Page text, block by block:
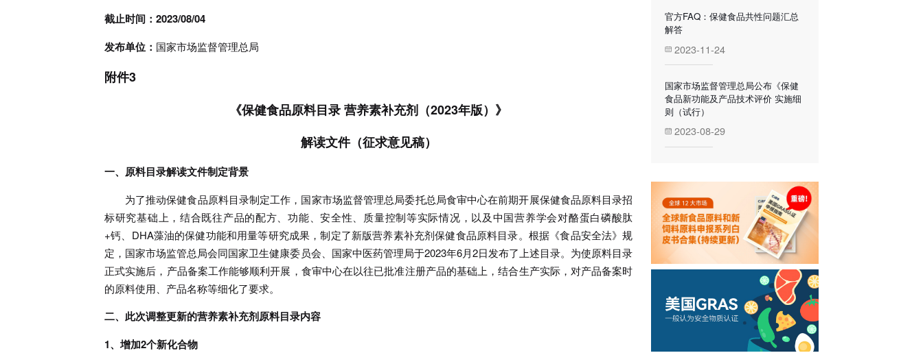
截止时间：2023/08/04
发布单位： 国家市场监督管理总局
附件3
《保健食品原料目录 营养素补充剂（2023年版）》
解读文件（征求意见稿）
一、原料目录解读文件制定背景
为了推动保健食品原料目录制定工作，国家市场监督管理总局委托总局食审中心在前期开展保健食品原料目录招
标研究基础上，结合既往产品的配方、功能、安全性、质量控制等实际情况，以及中国营养学会对酪蛋白磷酸肽
+钙、DHA藻油的保健功能和用量等研究成果，制定了新版营养素补充剂保健食品原料目录。根据《食品安全法》规
定，国家市场监管总局会同国家卫生健康委员会、国家中医药管理局于2023年6月2日发布了上述目录。为使原料目录
正式实施后，产品备案工作能够顺利开展，食审中心在以往已批准注册产品的基础上，结合生产实际，对产品备案时
的原料使用、产品名称等细化了要求。
二、此次调整更新的营养素补充剂原料目录内容
1、增加2个新化合物
官方FAQ：保健食品共性问题汇总
解答
2023-11-24
国家市场监督管理总局公布《保健
食品新功能及产品技术评价 实施细
则（试行）
2023-08-29